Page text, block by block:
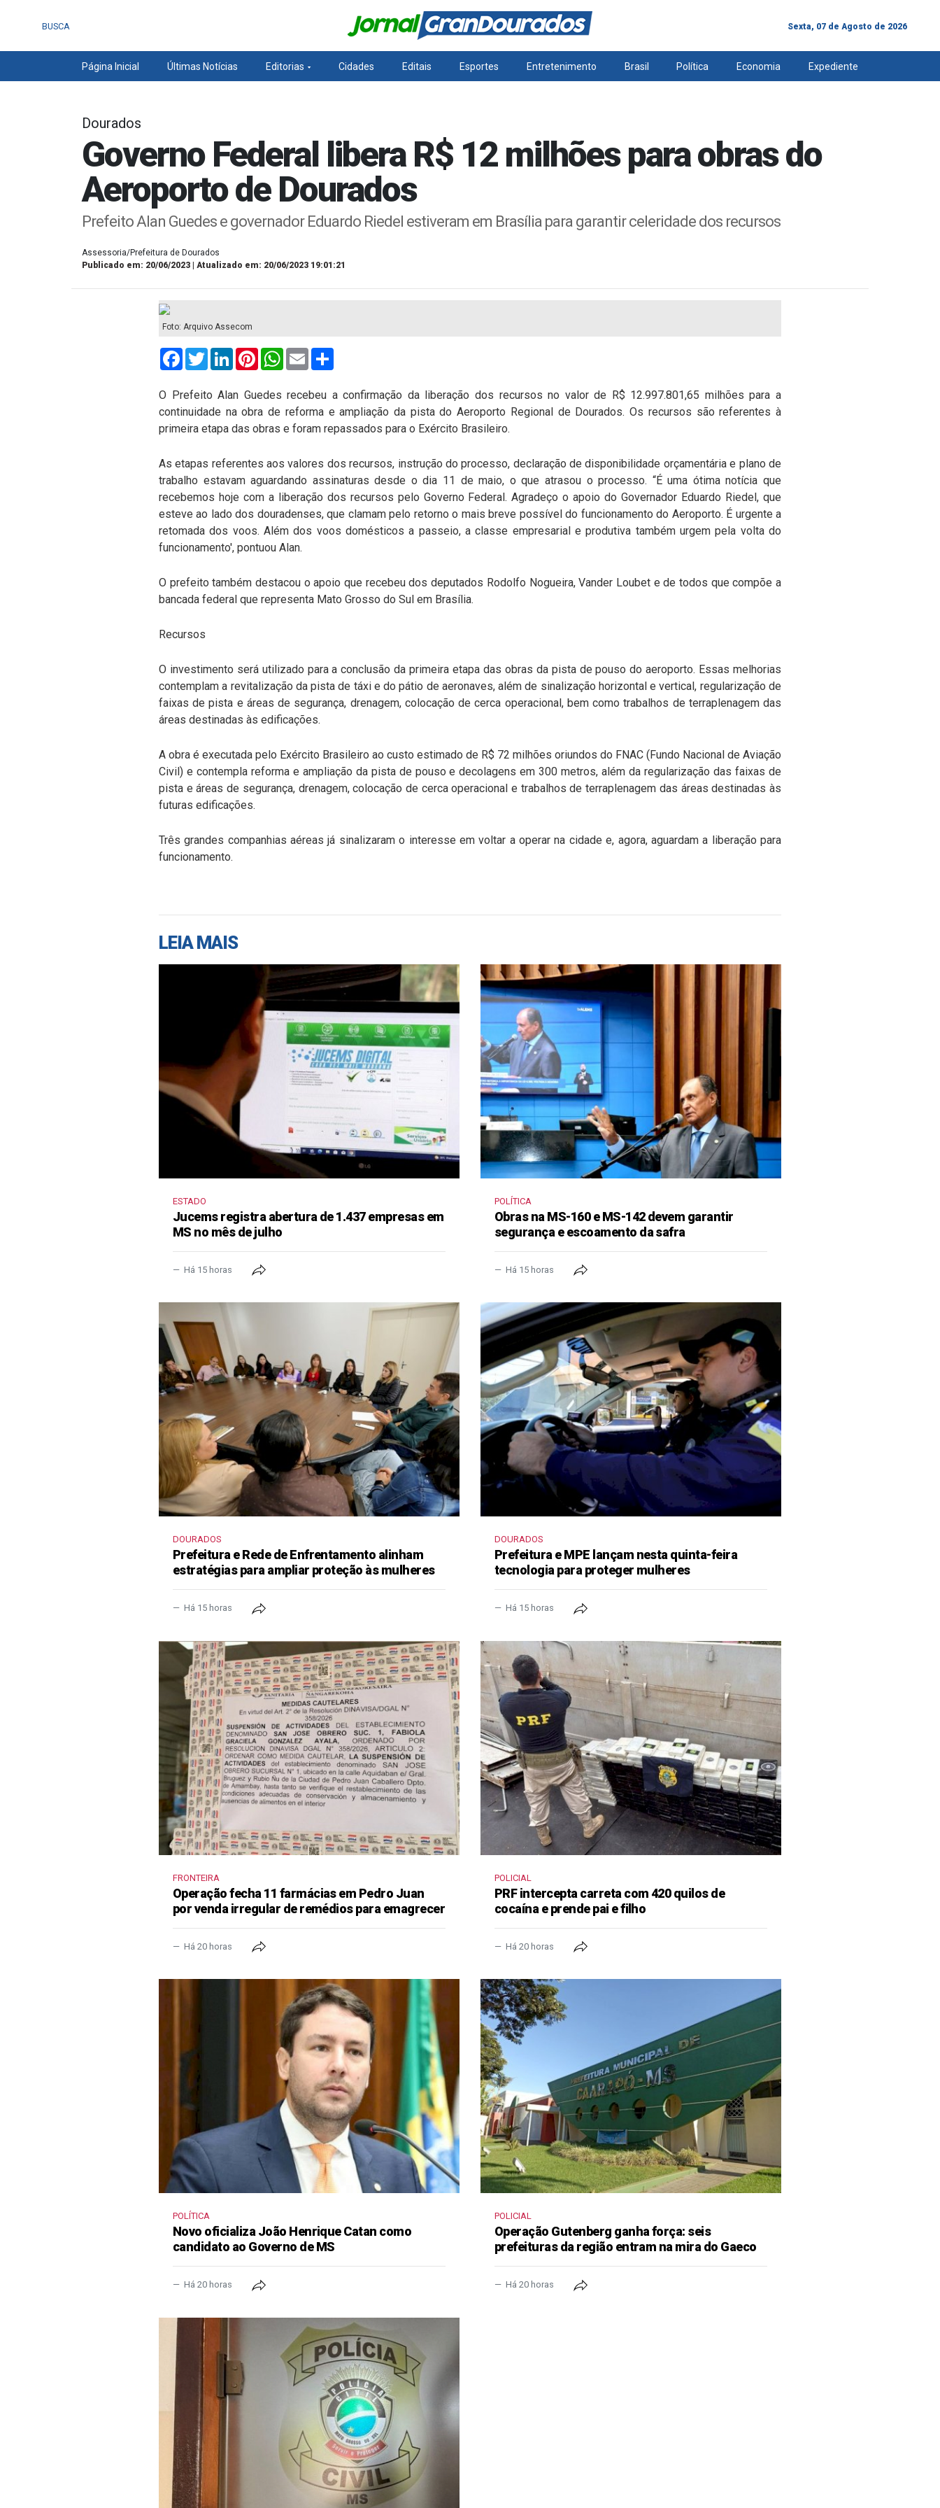
BUSCA Sexta, 07 de Agosto de 2026
Página Inicial Últimas Notícias Editorias Cidades Editais Esportes Entretenimento Brasil Política Economia Expediente
Dourados
Governo Federal libera R$ 12 milhões para obras do
Aeroporto de Dourados
Prefeito Alan Guedes e governador Eduardo Riedel estiveram em Brasília para garantir celeridade dos recursos
Assessoria/Prefeitura de Dourados
Publicado em: 20/06/2023 | Atualizado em: 20/06/2023 19:01:21
Foto: Arquivo Assecom
FacebookTwitterLinkedInPinterestWhatsApp
Email
O Prefeito Alan Guedes recebeu a confirmação da liberação dos recursos no valor de R$ 12.997.801,65 milhões para a
continuidade na obra de reforma e ampliação da pista do Aeroporto Regional de Dourados. Os recursos são referentes à
primeira etapa das obras e foram repassados para o Exército Brasileiro.
As etapas referentes aos valores dos recursos, instrução do processo, declaração de disponibilidade orçamentária e plano de
trabalho estavam aguardando assinaturas desde o dia 11 de maio, o que atrasou o processo. “É uma ótima notícia que
recebemos hoje com a liberação dos recursos pelo Governo Federal. Agradeço o apoio do Governador Eduardo Riedel, que
esteve ao lado dos douradenses, que clamam pelo retorno o mais breve possível do funcionamento do Aeroporto. É urgente a
retomada dos voos. Além dos voos domésticos a passeio, a classe empresarial e produtiva também urgem pela volta do
funcionamento', pontuou Alan.
O prefeito também destacou o apoio que recebeu dos deputados Rodolfo Nogueira, Vander Loubet e de todos que compõe a
bancada federal que representa Mato Grosso do Sul em Brasília.
Recursos
O investimento será utilizado para a conclusão da primeira etapa das obras da pista de pouso do aeroporto. Essas melhorias
contemplam a revitalização da pista de táxi e do pátio de aeronaves, além de sinalização horizontal e vertical, regularização de
faixas de pista e áreas de segurança, drenagem, colocação de cerca operacional, bem como trabalhos de terraplenagem das
áreas destinadas às edificações.
A obra é executada pelo Exército Brasileiro ao custo estimado de R$ 72 milhões oriundos do FNAC (Fundo Nacional de Aviação
Civil) e contempla reforma e ampliação da pista de pouso e decolagens em 300 metros, além da regularização das faixas de
pista e áreas de segurança, drenagem, colocação de cerca operacional e trabalhos de terraplenagem das áreas destinadas às
futuras edificações.
Três grandes companhias aéreas já sinalizaram o interesse em voltar a operar na cidade e, agora, aguardam a liberação para
funcionamento.
LEIA MAIS
ESTADO
Jucems registra abertura de 1.437 empresas em
MS no mês de julho
Há 15 horas
POLÍTICA
Obras na MS-160 e MS-142 devem garantir
segurança e escoamento da safra
Há 15 horas
DOURADOS
Prefeitura e Rede de Enfrentamento alinham
estratégias para ampliar proteção às mulheres
Há 15 horas
DOURADOS
Prefeitura e MPE lançam nesta quinta-feira
tecnologia para proteger mulheres
Há 15 horas
FRONTEIRA
Operação fecha 11 farmácias em Pedro Juan
por venda irregular de remédios para emagrecer
Há 20 horas
POLICIAL
PRF intercepta carreta com 420 quilos de
cocaína e prende pai e filho
Há 20 horas
POLÍTICA
Novo oficializa João Henrique Catan como
candidato ao Governo de MS
Há 20 horas
POLICIAL
Operação Gutenberg ganha força: seis
prefeituras da região entram na mira do Gaeco
Há 20 horas